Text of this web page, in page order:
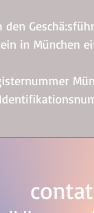
in München